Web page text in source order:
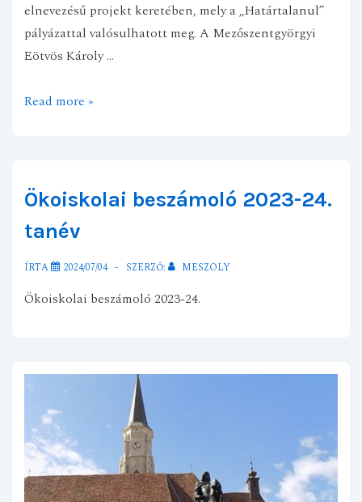
elnevezésű projekt keretében, mely a „Határtalanul”
pályázattal valósulhatott meg. A Mezőszentgyörgyi
Eötvös Károly …
Mezőföldről
Read more »
Ökoiskolai beszámoló 2023-24.
tanév
ÍRTA 2024/07/04 SZERZŐ: MESZOLY
Ökoiskolai beszámoló 2023-24.